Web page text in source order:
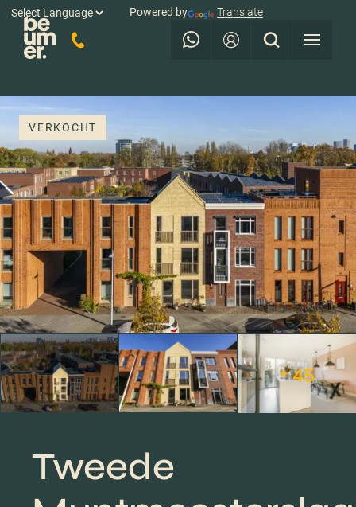
Powered by Translate
VERKOCHT
+ 45
Tweede